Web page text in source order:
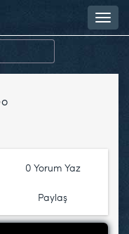
0 Yorum Yaz
Paylaş